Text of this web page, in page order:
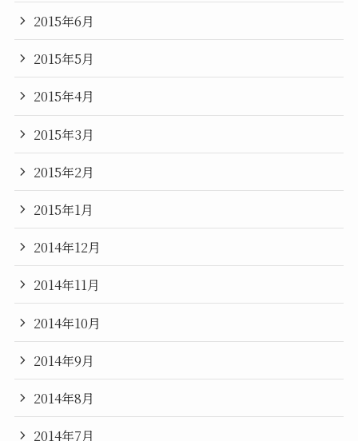
2015年6月
2015年5月
2015年4月
2015年3月
2015年2月
2015年1月
2014年12月
2014年11月
2014年10月
2014年9月
2014年8月
2014年7月